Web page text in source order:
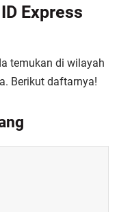
Express
temukan di wilayah
Berikut daftarnya!